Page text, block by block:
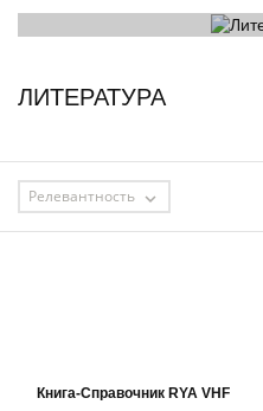
ЛИТЕРАТУРА
Релевантность 
Книга-Справочник RYA VHF